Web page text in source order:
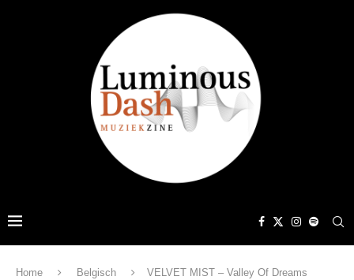
Home Belgisch VELVET MIST – Valley Of Dreams